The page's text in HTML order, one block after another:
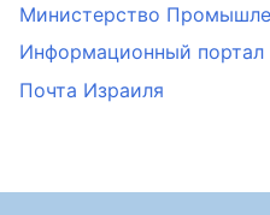
Министерство
Информационный портал
Почта Израиля